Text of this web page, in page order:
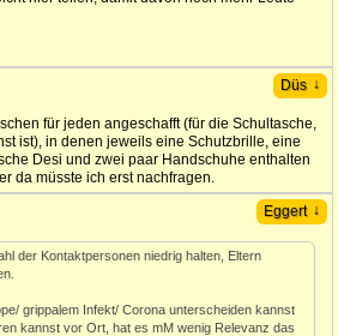
Düs ↓
für jeden angeschafft (für die Schultasche,
ist), in denen jeweils eine Schutzbrille, eine
Desi und zwei paar Handschuhe enthalten
da müsste ich erst nachfragen.
Eggert ↓
der Kontaktpersonen niedrig halten, Eltern
grippalem Infekt/ Corona unterscheiden kannst
kannst vor Ort, hat es mM wenig Relevanz das